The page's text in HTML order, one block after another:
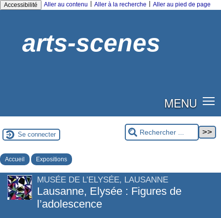
Accessibilité Aller au contenu Aller à la recherche Aller au pied de page
arts-scenes
MENU
Se connecter
Accueil Expositions
MUSÉE DE L’ELYSÉE, LAUSANNE
Lausanne, Elysée : Figures de
l’adolescence